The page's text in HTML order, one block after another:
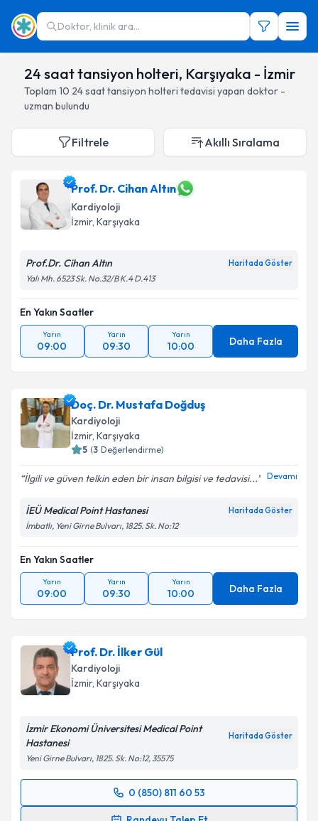
Doktor, klinik ara...
24 saat tansiyon holteri, Karşıyaka - İzmir
Toplam 10 24 saat tansiyon holteri tedavisi yapan doktor -
uzman bulundu
Filtrele Akıllı Sıralama
Prof. Dr. Cihan Altın
Kardiyoloji
İzmir, Karşıyaka
Prof.Dr. Cihan Altın Haritada Göster
Yalı Mh. 6523 Sk. No.32/B K.4 D.413
En Yakın Saatler
Yarın
09:00
Yarın
09:30
Yarın
10:00 Daha Fazla
Doç. Dr. Mustafa Doğduş
Kardiyoloji
İzmir, Karşıyaka
5 (3 Değerlendirme)
İlgili ve güven telkin eden bir insan bilgisi ve tedavisi... Devamı
İEÜ Medical Point Hastanesi Haritada Göster
İmbatlı, Yeni Girne Bulvarı, 1825. Sk. No:12
En Yakın Saatler
Yarın
09:00
Yarın
09:30
Yarın
10:00 Daha Fazla
Prof. Dr. İlker Gül
Kardiyoloji
İzmir, Karşıyaka
İzmir Ekonomi Üniversitesi Medical Point
Hastanesi
Haritada Göster
Yeni Girne Bulvarı, 1825. Sk. No:12, 35575
0 (850) 811 60 53
Randevu Takvimi Talebi